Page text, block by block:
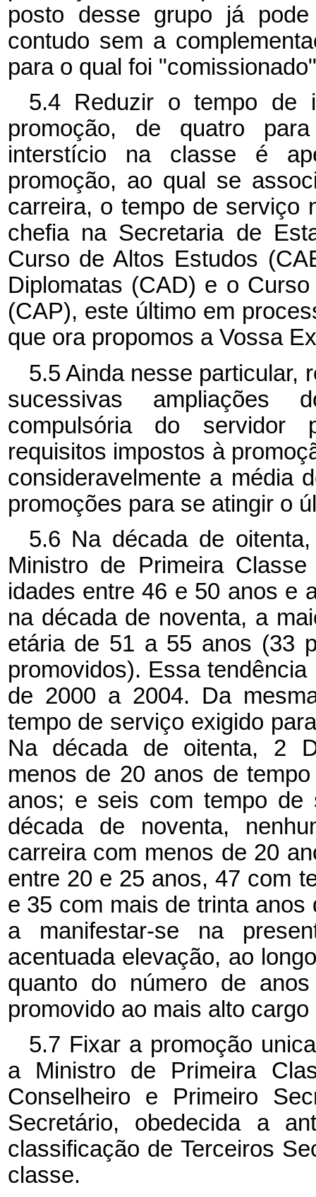
posto desse grupo já
contudo sem a
para o qual foi
5.4 Reduzir o tempo de
promoção, de quatro
interstício na classe é
promoção, ao qual se
carreira, o tempo de serviço
chefia na Secretaria de
Curso de Altos Estudos
Diplomatas (CAD) e o
(CAP), este último em
que ora propomos a Vossa
5.5 Ainda nesse particular,
sucessivas ampliações
compulsória do servidor
requisitos impostos à
consideravelmente a média
promoções para se atingir o
5.6 Na década de
Ministro de Primeira
idades entre 46 e 50 anos e
na década de noventa, a
etária de 51 a 55 anos (33
promovidos). Essa
de 2000 a 2004. Da
tempo de serviço exigido
Na década de oitenta, 2
menos de 20 anos de
anos; e seis com tempo
década de noventa,
carreira com menos de 20
entre 20 e 25 anos, 47 com
e 35 com mais de trinta
a manifestar-se na
acentuada elevação, ao
quanto do número de
promovido ao mais alto
5.7 Fixar a promoção
a Ministro de Primeira
Conselheiro e Primeiro
Secretário, obedecida a
classificação de Terceiros
classe.